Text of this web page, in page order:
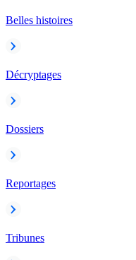
Belles histoires
Décryptages
Dossiers
Reportages
Tribunes